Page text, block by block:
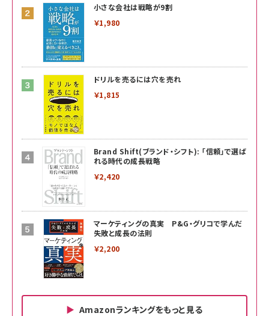
小さな会社は戦略が9割
￥1,980
ドリルを売るには穴を売れ
￥1,815
Brand Shift(ブランド・シフト): 「信頼」で選ば
れる時代の成長戦略
￥2,420
マーケティングの真実 P&G・グリコで学んだ
失敗と成長の法則
￥2,200
Amazonランキングをもっと見る